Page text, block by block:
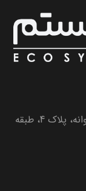
تهران، بزرگراه جلال آل احمد، خیابان پروانه، پلاک 4، طبقه